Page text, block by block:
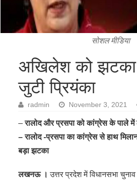
सोशल मीडिया
अखिलेश को
जुटी प्रियंका
radmin November 3, 2021
–रालोद और प्रसपा को कांग्रेस के पाले में
– रालोद -प्रसपा का कांग्रेस से हाथ
बड़ा झटका
लखनऊ । उत्तर प्रदेश में विधानसभा चुनाव